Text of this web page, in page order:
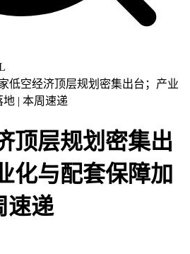
低空经济顶层规划密集出台；产业
| 本周速递
顶层规划密集出
化与配套保障加
速递